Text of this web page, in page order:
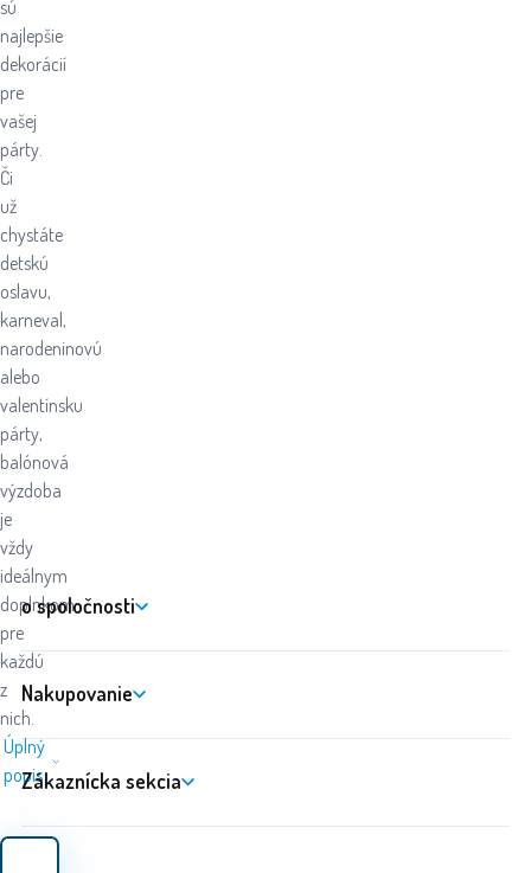
sú
najlepšie
dekorácií
pre
vašej
párty.
Či
už
chystáte
detskú
oslavu,
karneval,
narodeninovú
alebo
valentínsku
párty,
balónová
výzdoba
je
vždy
ideálnym
doplnkom
pre
každú
z
nich.
Úplný
popis
o spoločnosti
Nakupovanie
Zákaznícka sekcia